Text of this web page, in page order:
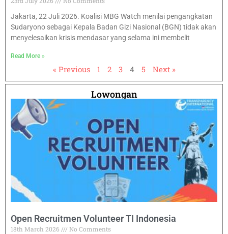
Jakarta, 22 Juli 2026. Koalisi MBG Watch menilai pengangkatan
Sudaryono sebagai Kepala Badan Gizi Nasional (BGN) tidak akan
menyelesaikan krisis mendasar yang selama ini membelit
Read More »
« Previous 1 2 3 4 5 Next »
Lowongan
Open Recruitmen Volunteer TI Indonesia
18th March 2026
No Comments